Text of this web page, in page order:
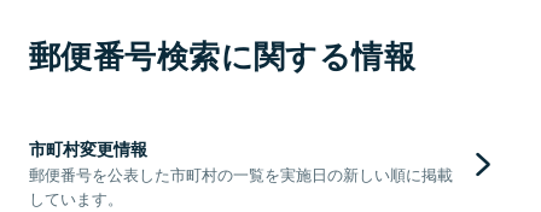
郵便番号検索に関する情報
市町村変更情報
郵便番号を公表した市町村の一覧を実施日の新しい順に掲載
しています。